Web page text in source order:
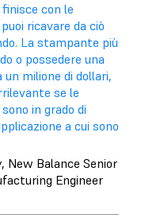
con le
ricavare da ciò
La stampante più
o possedere una
milione di dollari,
se le
in grado di
a cui sono
New Balance Senior
Engineer